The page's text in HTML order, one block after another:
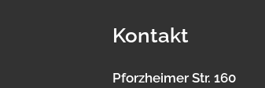
Kontakt
Pforzheimer Str. 160